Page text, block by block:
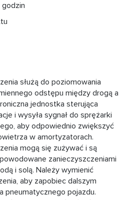
służą do poziomowania
odstępu między drogą a
jednostka sterująca
i wysyła sygnał do sprężarki
aby odpowiednio zwiększyć
w amortyzatorach.
mogą się zużywać i są
zanieczyszczeniami
i solą. Należy wymienić
aby zapobiec dalszym
pneumatycznego pojazdu.